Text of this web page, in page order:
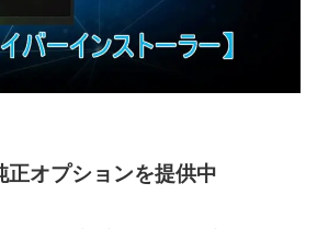
正オプションを提供中